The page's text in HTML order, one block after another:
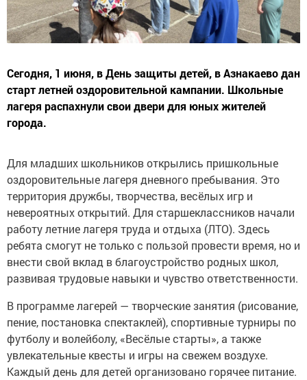
Сегодня, 1 июня, в День защиты детей, в Азнакаево дан
старт летней оздоровительной кампании. Школьные
лагеря распахнули свои двери для юных жителей
города.
Для младших школьников открылись пришкольные
оздоровительные лагеря дневного пребывания. Это
территория дружбы, творчества, весёлых игр и
невероятных открытий. Для старшеклассников начали
работу летние лагеря труда и отдыха (ЛТО). Здесь
ребята смогут не только с пользой провести время, но и
внести свой вклад в благоустройство родных школ,
развивая трудовые навыки и чувство ответственности.
В программе лагерей — творческие занятия (рисование,
пение, постановка спектаклей), спортивные турниры по
футболу и волейболу, «Весёлые старты», а также
увлекательные квесты и игры на свежем воздухе.
Каждый день для детей организовано горячее питание.